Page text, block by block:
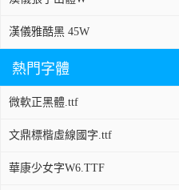
漢儀雅酷黑 45W
熱門字體
微軟正黑體.ttf
文鼎標楷虛線國字.ttf
華康少女字W6.TTF